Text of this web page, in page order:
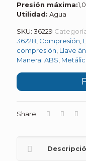
Presión máxima:
Utilidad: Agua
SKU: 36229
36228 Compresión
compresión Llave
Maneral ABS
Share